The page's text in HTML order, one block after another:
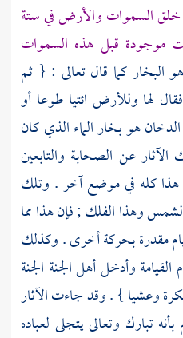
خلق السموات والأرض في ستة
موجودة قبل هذه السموات
البخار كما قال تعالى : { ثم
لها وللأرض ائتيا طوعا أو
هو بخار الماء الذي كان
عن الصحابة والتابعين
هذا كله في موضع آخر . وتلك
وهذا الفلك ; فإن هذا مما
مقدرة بحركة أخرى . وكذلك
وأدخل أهل الجنة الجنة
وعشيا } . وقد جاءت الآثار
تبارك وتعالى يتجلى لعباده